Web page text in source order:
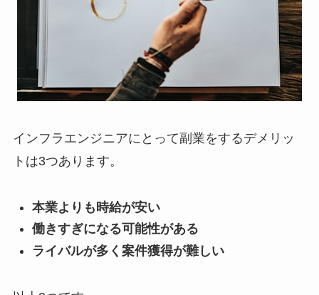
インフラエンジニアにとって副業をするデメリッ
トは3つあります。
本業よりも時給が安い
働きすぎになる可能性がある
ライバルが多く案件獲得が難しい